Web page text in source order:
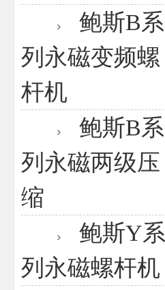
鲍斯B系
列永磁变频螺
杆机
鲍斯B系
列永磁两级压
缩
鲍斯Y系
列永磁螺杆机